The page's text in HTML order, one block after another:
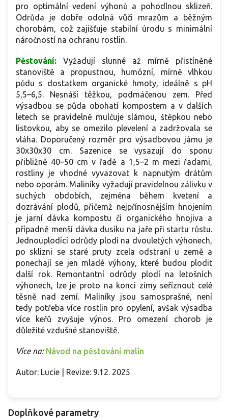
pro optimální vedení výhonů a pohodlnou sklizeň.
Odrůda je dobře odolná vůči mrazům a běžným
chorobám, což zajišťuje stabilní úrodu s minimální
náročností na ochranu rostlin.
Pěstování:
Vyžadují slunné až mírně přistíněné
stanoviště a propustnou, humózní, mírně vlhkou
půdu s dostatkem organické hmoty, ideálně s pH
5,5–6,5. Nesnáší těžkou, podmáčenou zem. Před
výsadbou se půda obohatí kompostem a v dalších
letech se pravidelně mulčuje slámou, štěpkou nebo
listovkou, aby se omezilo plevelení a zadržovala se
vláha. Doporučený rozměr pro výsadbovou jámu je
30x30x30 cm. Sazenice se vysazují do sponu
přibližně 40–50 cm v řadě a 1,5–2 m mezi řadami,
rostliny je vhodné vyvazovat k napnutým drátům
nebo oporám. Maliníky vyžadují pravidelnou zálivku v
suchých obdobích, zejména během kvetení a
dozrávání plodů, přičemž nejpřínosnějším hnojením
je jarní dávka kompostu či organického hnojiva a
případně menší dávka dusíku na jaře při startu růstu.
Jednouplodící odrůdy plodí na dvouletých výhonech,
po sklizni se staré pruty zcela odstraní u země a
ponechají se jen mladé výhony, které budou plodit
další rok. Remontantní odrůdy plodí na letošních
výhonech, lze je proto na konci zimy seříznout celé
těsně nad zemí. Maliníky jsou samosprašné, není
tedy potřeba více rostlin pro opylení, avšak výsadba
více keřů zvyšuje výnos. Pro omezení chorob je
důležité vzdušné stanoviště.
Více na: Návod na pěstování malin
Autor: Lucie | Revize: 9.12. 2025
Doplňkové parametry